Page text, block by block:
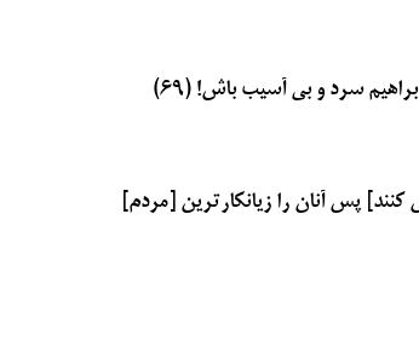
سرد و بی آسیب باش! (۶۹)
پس آنان را زیانکارترین [مردم]